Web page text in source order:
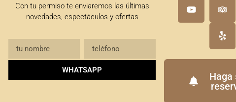
Con tu permiso te enviaremos las últimas
novedades, espectáculos y ofertas
WHATSAPP
Haga